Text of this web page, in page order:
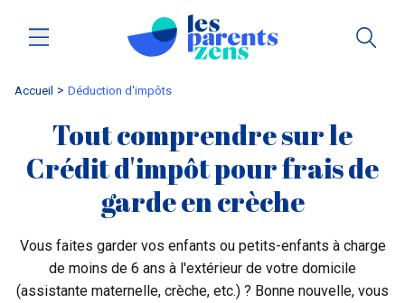
Accueil Déduction d'impôts
Tout comprendre sur le
Crédit d'impôt pour frais de
garde en crèche
Vous faites garder vos enfants ou petits-enfants à charge
de moins de 6 ans à l'extérieur de votre domicile
(assistante maternelle, crèche, etc.) ? Bonne nouvelle, vous